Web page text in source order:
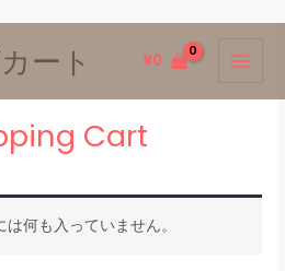
¥0
ート
Cart
何も入っていません。